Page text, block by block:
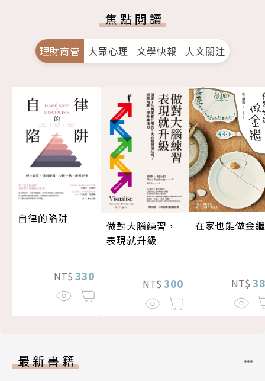
焦點閱讀
理財商管 大眾心理 文學快報 人文關注
自律的陷阱
NT$ 330
做對大腦練習，
表現就升級
NT$ 300
在家也能做金繼
NT$
最新書籍